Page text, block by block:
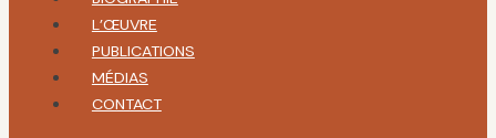
L’ŒUVRE
PUBLICATIONS
MÉDIAS
CONTACT